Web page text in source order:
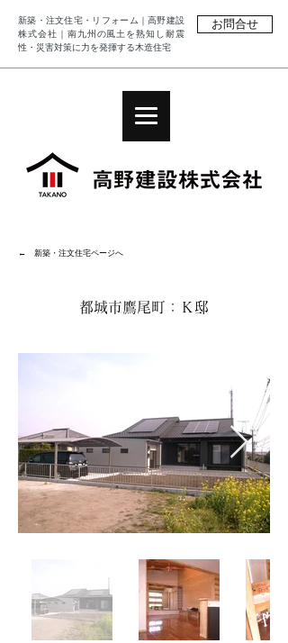
新築・注文住宅・リフォーム｜高野建設
株式会社｜南九州の風土を熟知し耐震
性・災害対策に力を発揮する木造住宅
お問合せ
← 新築・注文住宅ページへ
都城市鷹尾町：Ｋ邸